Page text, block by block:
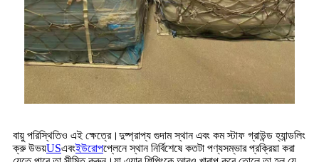
বায়ু পরিস্থিতিও এই ক্ষেত্রে।দুষ্প্রাপ্য গুদাম স্থান এবং কম স্টাফ গ্রাউন্ড হ্যান্ডলিং
ক্রু উভয়USএবংইউরোপপ্লেনে স্থান নির্বিশেষে কতটা পণ্যসম্ভার প্রক্রিয়া করা